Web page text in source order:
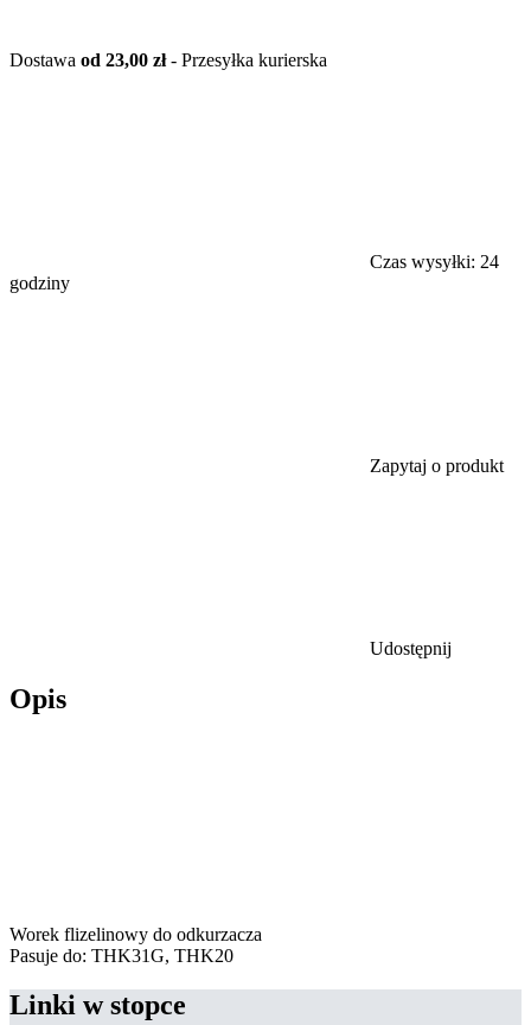
Dostawa od 23,00 zł- Przesyłka kurierska
Czas wysyłki: 24
godziny
Zapytaj o produkt
Udostępnij
Opis
Worek flizelinowy do odkurzacza
Pasuje do: THK31G, THK20
Linki w stopce